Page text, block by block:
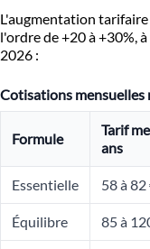
L'augmentation
l'ordre de +20 à +30%,
2026 :
Cotisations mensuelles
Formule
Tarif
ans
Essentielle 58 à 82
Équilibre 85 à